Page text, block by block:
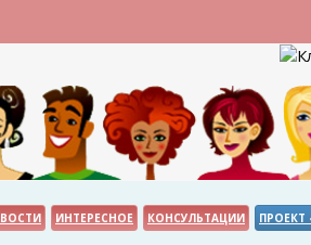
ИНТЕРЕСНОЕ КОНСУЛЬТАЦИИ ПРОЕКТ